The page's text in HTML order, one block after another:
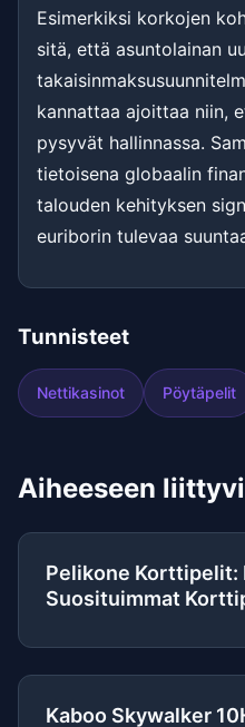
Esimerkiksi korkojen
sitä, että asuntolainan
kannattaa ajoittaa niin,
pysyvät hallinnassa.
tietoisena globaalin
talouden kehityksen
euriborin tulevaa
Tunnisteet
Nettikasinot Pöytäpelit
Aiheeseen
Pelikone Korttipelit:
Suosituimmat
Kaboo Skywalker